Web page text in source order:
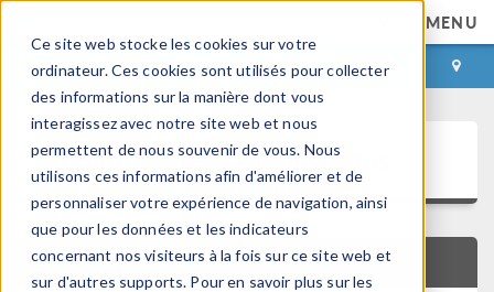
Ce site web stocke les cookies sur votre
ordinateur. Ces cookies sont utilisés pour collecter
des informations sur la manière dont vous
interagissez avec notre site web et nous
permettent de nous souvenir de vous. Nous
utilisons ces informations afin d'améliorer et de
personnaliser votre expérience de navigation, ainsi
que pour les données et les indicateurs
concernant nos visiteurs à la fois sur ce site web et
sur d'autres supports. Pour en savoir plus sur les
MENU
CONNEXION CONTACT
Bibliothèque d'Applications
RECHERCHE RAPIDE